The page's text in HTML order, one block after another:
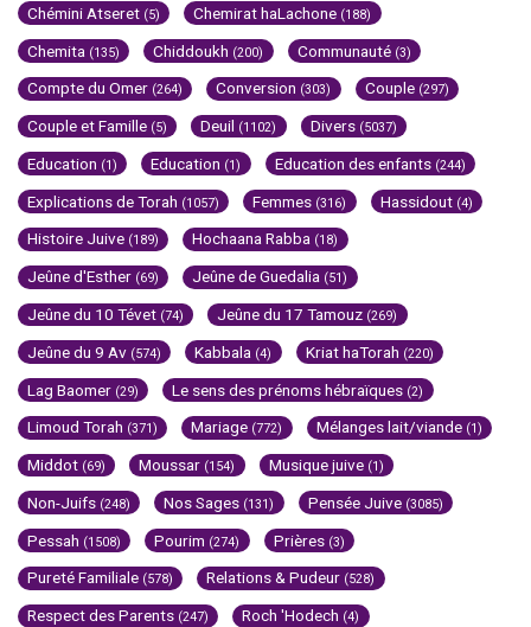
Chémini Atseret (5) Chemirat haLachone (188)
Chemita (135) Chiddoukh (200) Communauté (3)
Compte du Omer (264) Conversion (303) Couple (297)
Couple et Famille (5) Deuil (1102) Divers (5037)
Education (1) Education (1) Education des enfants (244)
Explications de Torah (1057) Femmes (316) Hassidout (4)
Histoire Juive (189) Hochaana Rabba (18)
Jeûne d'Esther (69) Jeûne de Guedalia (51)
Jeûne du 10 Tévet (74) Jeûne du 17 Tamouz (269)
Jeûne du 9 Av (574) Kabbala (4) Kriat haTorah (220)
Lag Baomer (29) Le sens des prénoms hébraïques (2)
Limoud Torah (371) Mariage (772) Mélanges lait/viande (1)
Middot (69) Moussar (154) Musique juive (1)
Non-Juifs (248) Nos Sages (131) Pensée Juive (3085)
Pessah (1508) Pourim (274) Prières (3)
Pureté Familiale (578) Relations & Pudeur (528)
Respect des Parents (247) Roch 'Hodech (4)